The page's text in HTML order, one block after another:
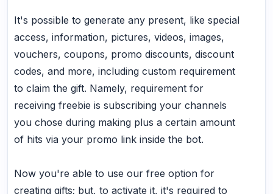
It's possible to generate any present, like special
access, information, pictures, videos, images,
vouchers, coupons, promo discounts, discount
codes, and more, including custom requirement
to claim the gift. Namely, requirement for
receiving freebie is subscribing your channels
you chose during making plus a certain amount
of hits via your promo link inside the bot.
Now you're able to use our free option for
creating gifts; but, to activate it, it's required to